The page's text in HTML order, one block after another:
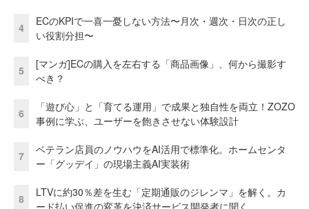
4
ECのKPIで一喜一憂しない方法〜月次・週次・日次の正し
い役割分担〜
5
[マンガ]ECの購入を左右する「商品画像」、何から撮影す
べき？
6
「遊び心」と「育てる運用」で成果と独自性を両立！ZOZO
事例に学ぶ、ユーザーを飽きさせない体験設計
7
ベテラン店員のノウハウをAI活用で標準化。ホームセンタ
ー「グッデイ」の現場主義AI実装術
8
LTVに約30％差を生む「定期通販のジレンマ」を解く。カ
ード払い促進の変革を決済サービス開発者に聞く